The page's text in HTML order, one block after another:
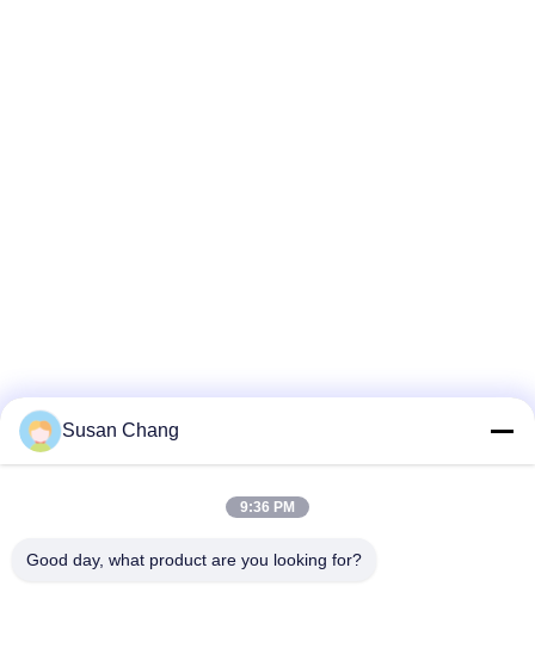
Susan Chang
9:36 PM
Good day, what product are you looking for?